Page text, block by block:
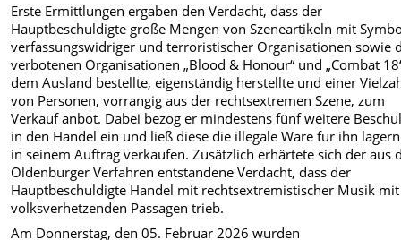
Erste Ermittlungen ergaben den Verdacht, dass der
Hauptbeschuldigte große Mengen von Szeneartikeln mit
verfassungswidriger und terroristischer Organisationen sowie
verbotenen Organisationen „Blood & Honour“ und „Combat
dem Ausland bestellte, eigenständig herstellte und einer
von Personen, vorrangig aus der rechtsextremen Szene, zum
Verkauf anbot. Dabei bezog er mindestens fünf weitere
in den Handel ein und ließ diese die illegale Ware für ihn
in seinem Auftrag verkaufen. Zusätzlich erhärtete sich der aus
Oldenburger Verfahren entstandene Verdacht, dass der
Hauptbeschuldigte Handel mit rechtsextremistischer Musik mit
volksverhetzenden Passagen trieb.
Am Donnerstag, den 05. Februar 2026 wurden